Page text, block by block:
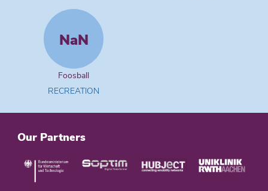
NaN
Foosball
RECREATION
Our Partners